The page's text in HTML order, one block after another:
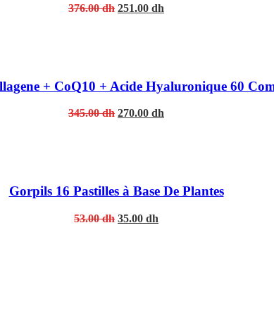
376.00dh Original
251.00 dh
+ CoQ10 + Acide Hyaluronique 60
345.00dh Original
270.00 dh
Gorpils 16 Pastilles à Base De Plantes
53.00dh Original
35.00 dh